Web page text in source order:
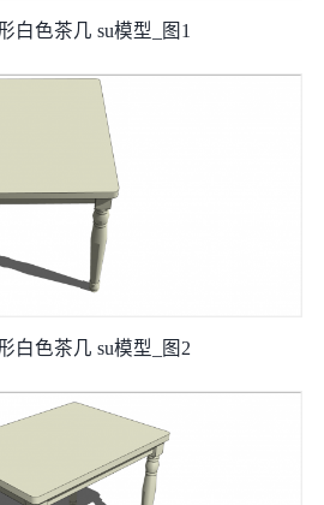
白色茶几 su模型_图1
白色茶几 su模型_图2